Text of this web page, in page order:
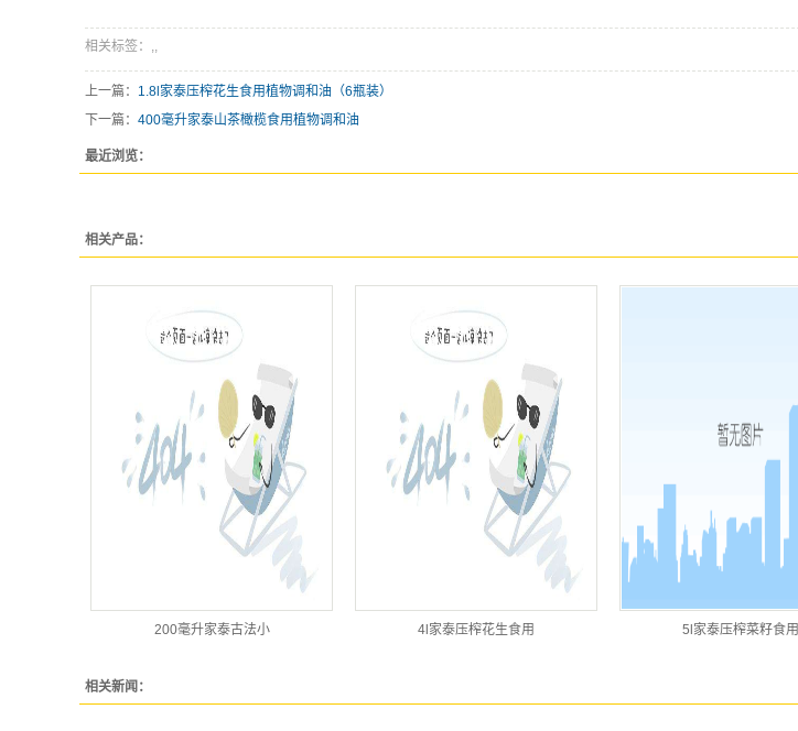
相关标签：,,
上一篇： 1.8l家泰压榨花生食用植物调和油（6瓶装）
下一篇： 400毫升家泰山茶橄榄食用植物调和油
最近浏览：
相关产品：
200毫升家泰古法小 4l家泰压榨花生食用 5l家泰压榨菜籽食用
相关新闻：